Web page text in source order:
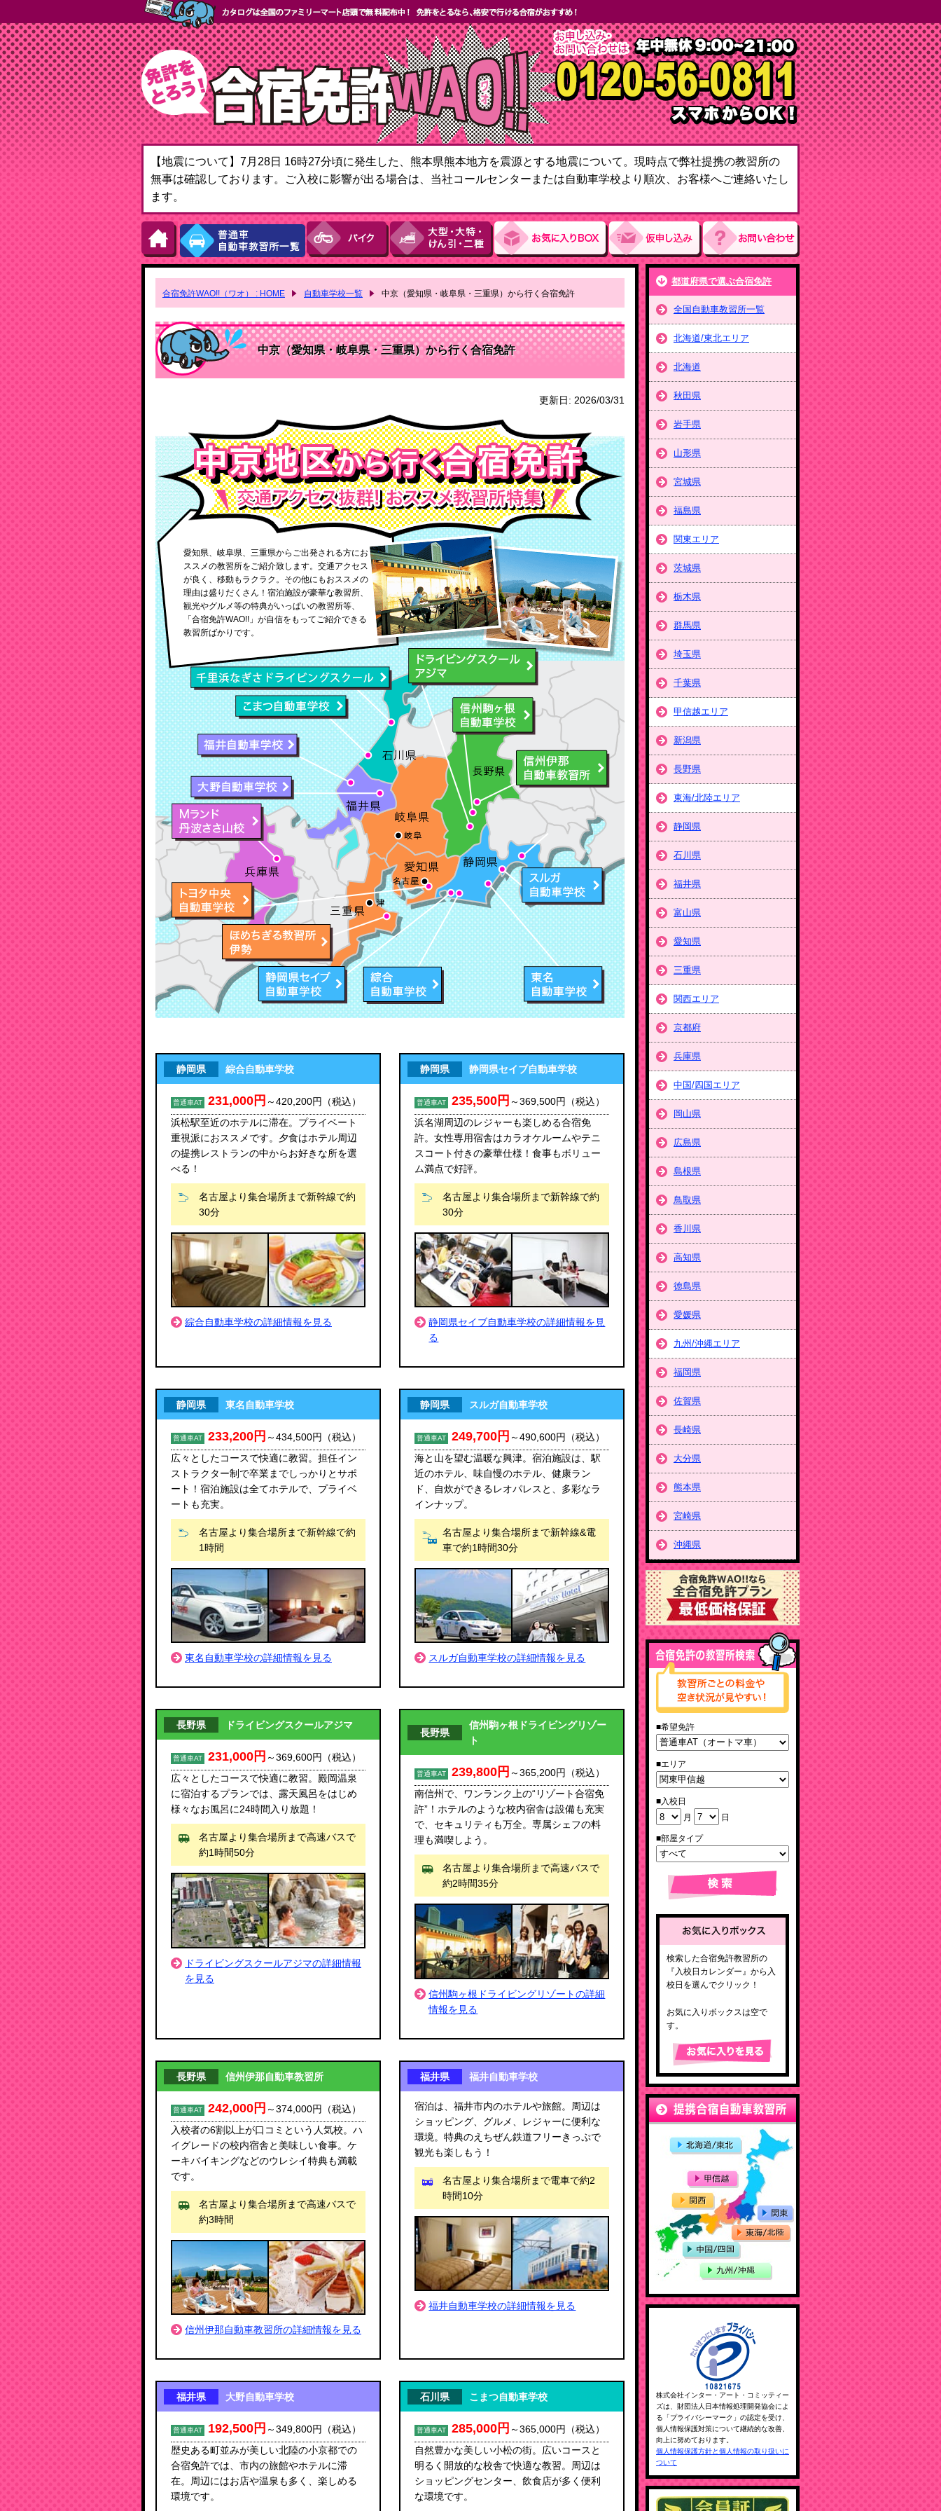
【地震について】7月28日 16時27分頃に発生した、熊本県熊本地方を震源とする地震について。現時点で弊社提携の教習所の
無事は確認しております。ご入校に影響が出る場合は、当社コールセンターまたは自動車学校より順次、お客様へご連絡いたし
ます。
合宿免許WAO!!（ワオ） : HOME 自動車学校一覧 中京（愛知県・岐阜県・三重県）から行く合宿免許
中京（愛知県・岐阜県・三重県）から行く合宿免許
更新日: 2026/03/31
愛知県、岐阜県、三重県からご出発される方にお
ススメの教習所をご紹介致します。交通アクセス
が良く、移動もラクラク。その他にもおススメの
理由は盛りだくさん！宿泊施設が豪華な教習所、
観光やグルメ等の特典がいっぱいの教習所等、
「合宿免許WAO!!​」が自信をもってご紹介できる
教習所ばかりです。
静岡県 綜合自動車学校
普通車AT 231,000円 ～420,200円
（税込）
浜松駅至近のホテルに滞在。プライベート
重視派におススメです。夕食はホテル周辺
の提携レストランの中からお好きな所を選
べる！
名古屋より集合場所まで新幹線で約
30分
綜合自動車学校の詳細情報を見る
静岡県 静岡県セイブ自動車学校
普通車AT 235,500円 ～369,500円
（税込）
浜名湖周辺のレジャーも楽しめる合宿免
許。女性専用宿舎はカラオケルームやテニ
スコート付きの豪華仕様！食事もボリュー
ム満点で好評。
名古屋より集合場所まで新幹線で約
30分
静岡県セイブ自動車学校の詳細情報を見
る
静岡県 東名自動車学校
普通車AT 233,200円 ～434,500円
（税込）
広々としたコースで快適に教習。担任イン
ストラクター制で卒業までしっかりとサポ
ート！宿泊施設は全てホテルで、プライベ
ートも充実。
名古屋より集合場所まで新幹線で約
1時間
東名自動車学校の詳細情報を見る
静岡県 スルガ自動車学校
普通車AT 249,700円 ～490,600円
（税込）
海と山を望む温暖な興津。宿泊施設は、駅
近のホテル、味自慢のホテル、健康ラン
ド、自炊ができるレオパレスと、多彩なラ
インナップ。
名古屋より集合場所まで新幹線&電
車で約1時間30分
スルガ自動車学校の詳細情報を見る
長野県 ドライビングスクールアジマ
普通車AT 231,000円 ～369,600円
（税込）
広々としたコースで快適に教習。殿岡温泉
に宿泊するプランでは、露天風呂をはじめ
様々なお風呂に24時間入り放題！
名古屋より集合場所まで高速バスで
約1時間50分
ドライビングスクールアジマの詳細情報
を見る
長野県
信州駒ヶ根ドライビングリゾー
ト
普通車AT 239,800円 ～365,200円
（税込）
南信州で、ワンランク上の“リゾート合宿免
許”！ホテルのような校内宿舎は設備も充実
で、セキュリティも万全。専属シェフの料
理も満喫しよう。
名古屋より集合場所まで高速バスで
約2時間35分
信州駒ヶ根ドライビングリゾートの詳細
情報を見る
長野県 信州伊那自動車教習所
普通車AT 242,000円 ～374,000円 （税込）
入校者の6割以上が口コミという人気校。ハ
イグレードの校内宿舎と美味しい食事。ケ
ーキバイキングなどのウレシイ特典も満載
です。
名古屋より集合場所まで高速バスで
約3時間
信州伊那自動車教習所の詳細情報を見る
福井県 福井自動車学校
宿泊は、福井市内のホテルや旅館。周辺は
ショッピング、グルメ、レジャーに便利な
環境。特典のえちぜん鉄道フリーきっぷで
観光も楽しもう！
名古屋より集合場所まで電車で約2
時間10分
福井自動車学校の詳細情報を見る
福井県 大野自動車学校
普通車AT 192,500円 ～349,800円
（税込）
歴史ある町並みが美しい北陸の小京都での
合宿免許では、市内の旅館やホテルに滞
在。周辺にはお店や温泉も多く、楽しめる
環境です。
石川県 こまつ自動車学校
普通車AT 285,000円 ～365,000円
（税込）
自然豊かな美しい小松の街。広いコースと
明るく開放的な校舎で快適な教習。周辺は
ショッピングセンター、飲食店が多く便利
な環境です。
都道府県で選ぶ合宿免許
全国自動車教習所一覧
北海道/東北エリア
北海道
秋田県
岩手県
山形県
宮城県
福島県
関東エリア
茨城県
栃木県
群馬県
埼玉県
千葉県
甲信越エリア
新潟県
長野県
東海/北陸エリア
静岡県
石川県
福井県
富山県
愛知県
三重県
関西エリア
京都府
兵庫県
中国/四国エリア
岡山県
広島県
島根県
鳥取県
香川県
高知県
徳島県
愛媛県
九州/沖縄エリア
福岡県
佐賀県
長崎県
大分県
熊本県
宮崎県
沖縄県
■希望免許
■エリア
■入校日
月
日
■部屋タイプ
検索した合宿免許教習所の
『入校日カレンダー』から入
校日を選んでクリック！
お気に入りボックスは空で
す。
株式会社インター・アート・コミッティー
ズは、財団法人日本情報処理開発協会によ
る「プライバシーマーク」の認定を受け、
個人情報保護対策について継続的な改善、
向上に努めております。
個人情報保護方針と個人情報の取り扱いに
ついて